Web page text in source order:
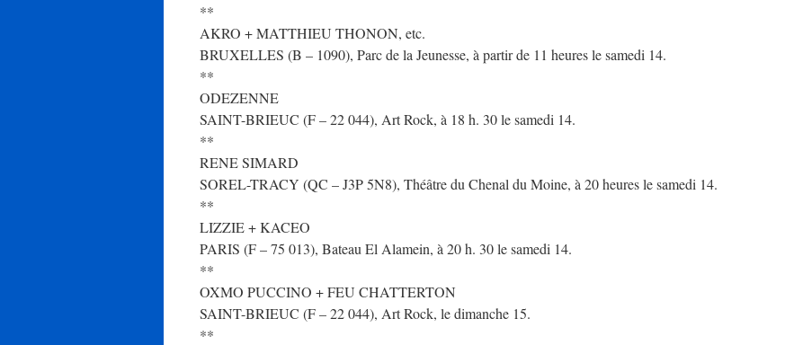
**
AKRO + MATTHIEU THONON, etc.
BRUXELLES (B – 1090), Parc de la Jeunesse, à partir de 11 heures le samedi 14.
**
ODEZENNE
SAINT-BRIEUC (F – 22 044), Art Rock, à 18 h. 30 le samedi 14.
**
RENE SIMARD
SOREL-TRACY (QC – J3P 5N8), Théâtre du Chenal du Moine, à 20 heures le samedi 14.
**
LIZZIE + KACEO
PARIS (F – 75 013), Bateau El Alamein, à 20 h. 30 le samedi 14.
**
OXMO PUCCINO + FEU CHATTERTON
SAINT-BRIEUC (F – 22 044), Art Rock, le dimanche 15.
**